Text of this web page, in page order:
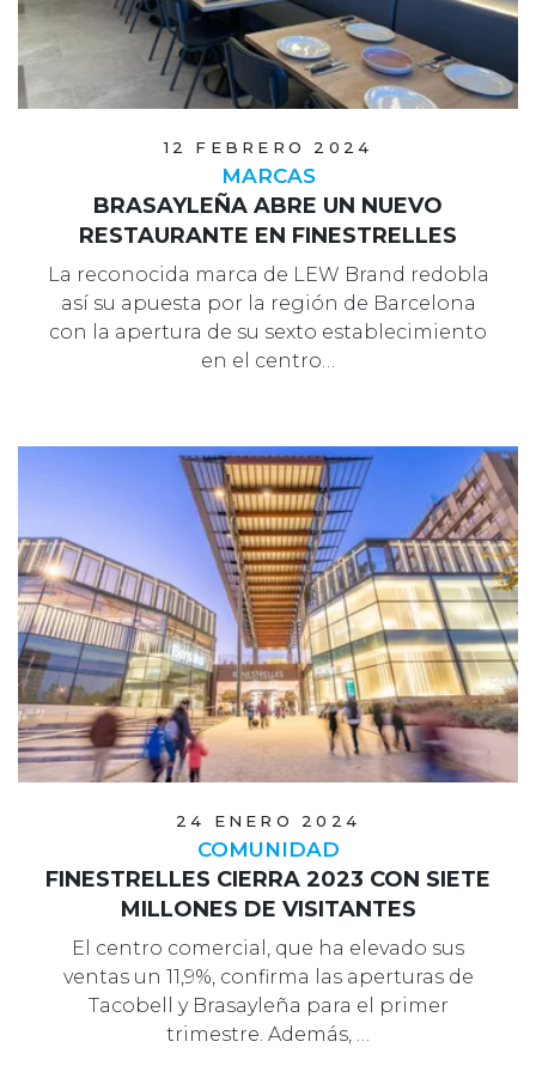
12 FEBRERO 2024
MARCAS
BRASAYLEÑA ABRE UN NUEVO
RESTAURANTE EN FINESTRELLES
La reconocida marca de LEW Brand redobla
así su apuesta por la región de Barcelona
con la apertura de su sexto establecimiento
en el centro…
24 ENERO 2024
COMUNIDAD
FINESTRELLES CIERRA 2023 CON SIETE
MILLONES DE VISITANTES
El centro comercial, que ha elevado sus
ventas un 11,9%, confirma las aperturas de
Tacobell y Brasayleña para el primer
trimestre. Además, …